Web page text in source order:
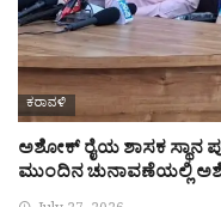
ಕರಾವಳಿ
ಅಶೋಕ್ ರೈಯ ಶಾಸಕ ಸ್ಥಾನ
ಮುಂದಿನ ಚುನಾವಣೆಯಲ್ಲಿ